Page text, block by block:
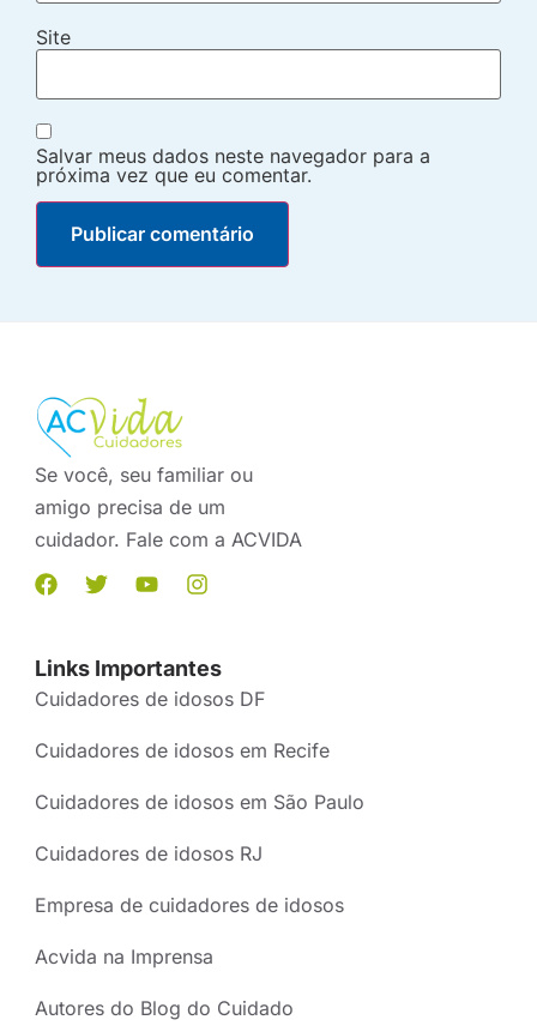
Site
Salvar meus dados neste navegador para a
próxima vez que eu comentar.
Se você, seu familiar ou
amigo precisa de um
cuidador. Fale com a ACVIDA
Links Importantes
Cuidadores de idosos DF
Cuidadores de idosos em Recife
Cuidadores de idosos em São Paulo
Cuidadores de idosos RJ
Empresa de cuidadores de idosos
Acvida na Imprensa
Autores do Blog do Cuidado